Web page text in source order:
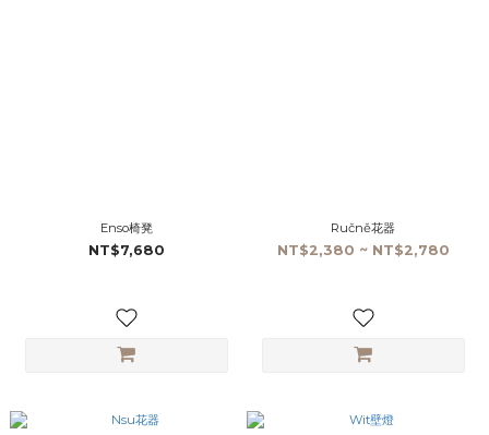
Enso椅凳
NT$7,680
Ručně花器
NT$2,380 ~ NT$2,780